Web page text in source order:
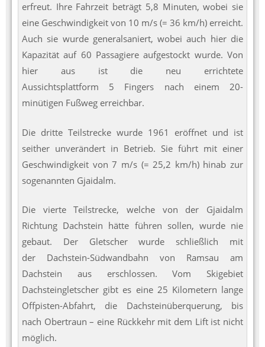
erfreut. Ihre Fahrzeit beträgt 5,8 Minuten, wobei sie
eine Geschwindigkeit von 10 m/s (= 36 km/h) erreicht.
Auch sie wurde generalsaniert, wobei auch hier die
Kapazität auf 60 Passagiere aufgestockt wurde. Von
hier aus ist die neu errichtete
Aussichtsplattform 5 Fingers nach einem 20-
minütigen Fußweg erreichbar.
Die dritte Teilstrecke wurde 1961 eröffnet und ist
seither unverändert in Betrieb. Sie führt mit einer
Geschwindigkeit von 7 m/s (= 25,2 km/h) hinab zur
sogenannten Gjaidalm.
Die vierte Teilstrecke, welche von der Gjaidalm
Richtung Dachstein hätte führen sollen, wurde nie
gebaut. Der Gletscher wurde schließlich mit
der Dachstein-Südwandbahn von Ramsau am
Dachstein aus erschlossen. Vom Skigebiet
Dachsteingletscher gibt es eine 25 Kilometern lange
Offpisten-Abfahrt, die Dachsteinüberquerung, bis
nach Obertraun – eine Rückkehr mit dem Lift ist nicht
möglich.